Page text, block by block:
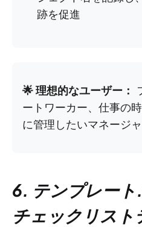
跡を促進
🌟 理想的なユーザー：
ートワーカー、仕事の
に管理したいマネージ
6. テンプレー
チェックリスト